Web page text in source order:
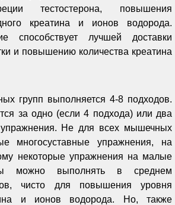
тестостерона, повышения
креатина и ионов водорода.
способствует лучшей доставки
и повышению количества креатина
групп выполняется 4-8 подходов.
за одно (если 4 подхода) или два
Не для всех мышечных
многосуставные упражнения, на
некоторые упражнения на малые
можно выполнять в среднем
чисто для повышения уровня
и ионов водорода. Но, также